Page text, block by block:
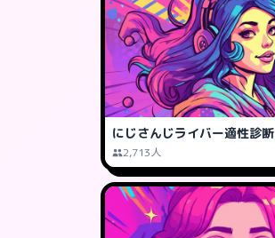
にじさんじライバー適性診断
2,713人